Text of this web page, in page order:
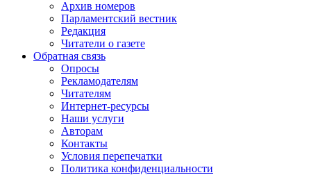
Архив номеров
Парламентский вестник
Редакция
Читатели о газете
Обратная связь
Опросы
Рекламодателям
Читателям
Интернет-ресурсы
Наши услуги
Авторам
Контакты
Условия перепечатки
Политика конфиденциальности